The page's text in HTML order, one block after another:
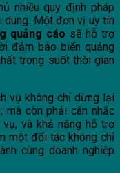
nhiều quy định pháp
dung. Một đơn vị uy tín
quảng cáo sẽ hỗ trợ
đảm bảo biển quảng
trong suốt thời gian
vụ không chỉ dừng lại
còn phải cân nhắc
và khả năng hỗ trợ
một đối tác không chỉ
cùng doanh nghiệp